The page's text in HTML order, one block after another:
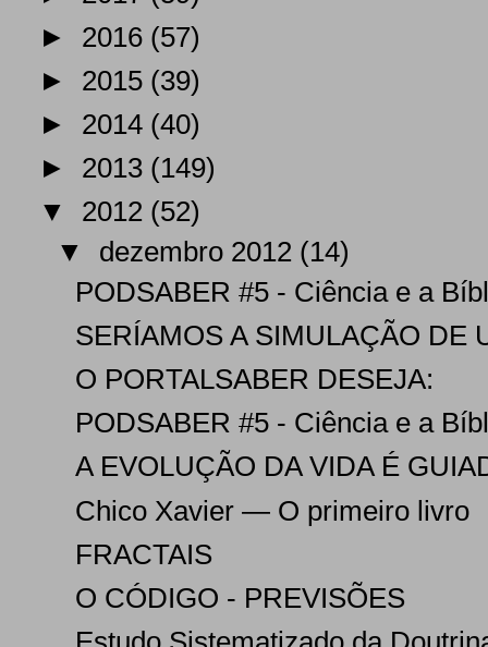
► 2016 (57)
► 2015 (39)
► 2014 (40)
► 2013 (149)
▼ 2012 (52)
▼ dezembro 2012 (14)
PODSABER #5 - Ciência e a
SERÍAMOS A SIMULAÇÃO DE
O PORTALSABER DESEJA:
PODSABER #5 - Ciência e a
A EVOLUÇÃO DA VIDA É
Chico Xavier — O primeiro livro
FRACTAIS
O CÓDIGO - PREVISÕES